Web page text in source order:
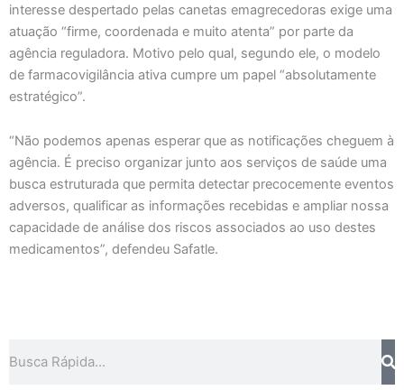
interesse despertado pelas canetas emagrecedoras exige uma
atuação “firme, coordenada e muito atenta” por parte da
agência reguladora. Motivo pelo qual, segundo ele, o modelo
de farmacovigilância ativa cumpre um papel “absolutamente
estratégico”.
“Não podemos apenas esperar que as notificações cheguem à
agência. É preciso organizar junto aos serviços de saúde uma
busca estruturada que permita detectar precocemente eventos
adversos, qualificar as informações recebidas e ampliar nossa
capacidade de análise dos riscos associados ao uso destes
medicamentos”, defendeu Safatle.